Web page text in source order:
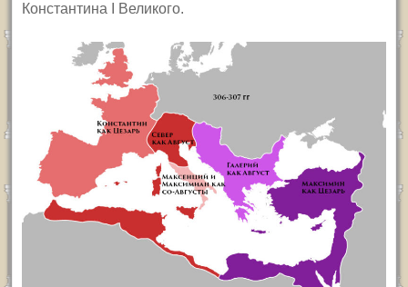
Константина
Великого.